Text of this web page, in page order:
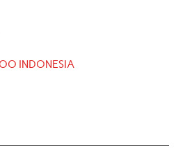
INDONESIA